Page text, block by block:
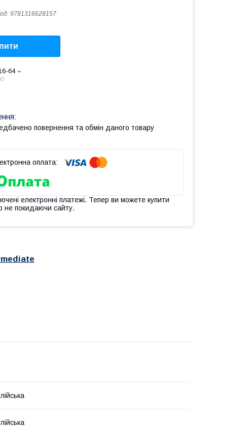
9781316628157
64
повернення та обмін даного товару
електронні платежі. Тепер ви можете купити
не покидаючи сайту.